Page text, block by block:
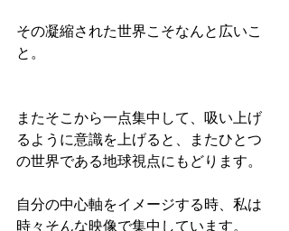
その凝縮された世界こそなんと広いこ
と。
またそこから一点集中して、吸い上げ
るように意識を上げると、またひとつ
の世界である地球視点にもどります。
自分の中心軸をイメージする時、私は